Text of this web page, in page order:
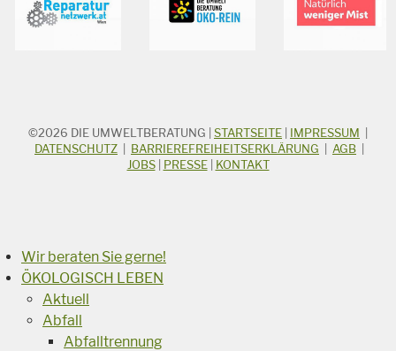
STICHWORTSUCHE
Suchbegriff
©2026 DIE UMWELTBERATUNG STARTSEITE IMPRESSUM
DATENSCHUTZ
BARRIEREFREIHEITSERKLÄRUNG AGB
JOBS| PRESSE| KONTAKT
Wir beraten Sie gerne!
ÖKOLOGISCH LEBEN
Aktuell
Abfall
Abfalltrennung